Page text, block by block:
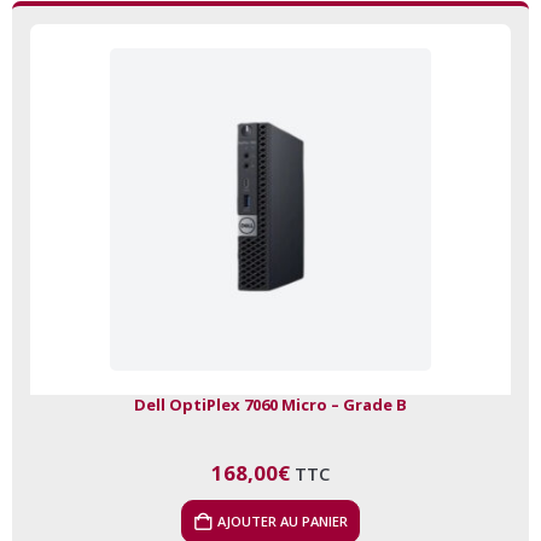
Dell OptiPlex 7060 Micro – Grade B
168,00€ TTC
AJOUTER AU PANIER